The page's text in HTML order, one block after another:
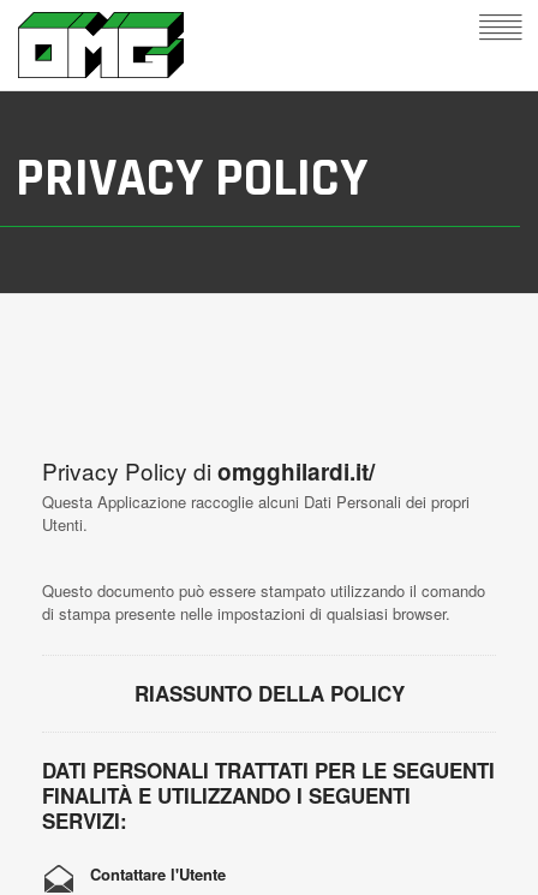
PRIVACY POLICY
Privacy Policy di omgghilardi.it/
Questa Applicazione raccoglie alcuni Dati Personali dei propri
Utenti.
Questo documento può essere stampato utilizzando il comando
di stampa presente nelle impostazioni di qualsiasi browser.
RIASSUNTO DELLA POLICY
DATI PERSONALI TRATTATI PER LE SEGUENTI
FINALITÀ E UTILIZZANDO I SEGUENTI
SERVIZI:
Contattare l'Utente